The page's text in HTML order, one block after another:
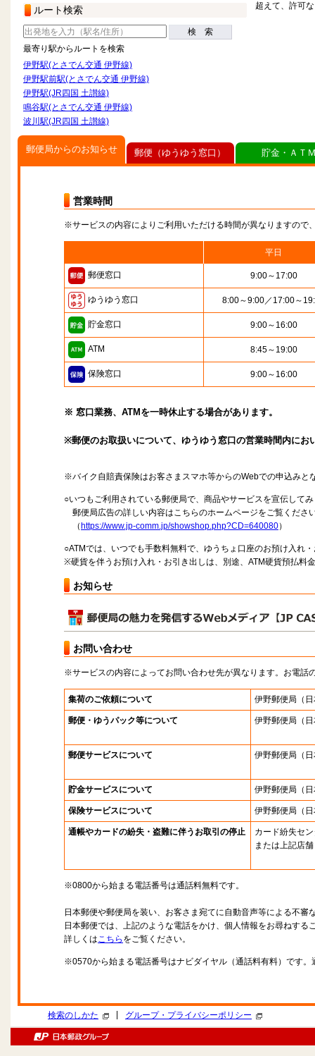
ルート検索
検 索
最寄り駅からルートを検索
伊野駅(とさでん交通 伊野線)
伊野駅前駅(とさでん交通 伊野線)
伊野駅(JR四国 土讃線)
鳴谷駅(とさでん交通 伊野線)
波川駅(JR四国 土讃線)
超えて、許可
郵便局からのお知らせ
営業時間
※サービスの内容によりご利用いただける時間が異なりますので
平日
郵便窓口 9:00～17:00
ゆうゆう窓口 8:00～9:00／17:00～
貯金窓口 9:00～16:00
ATM 8:45～19:00
保険窓口 9:00～16:00
※ 窓口業務、ATMを一時休止する場合があります。
※郵便のお取扱いについて、ゆうゆう窓口の営業時間内に
※バイク自賠責保険はお客さまスマホ等からのWebでの申込みと
○いつもご利用されている郵便局で、商品やサービスを宣伝して
郵便局広告の詳しい内容はこちらのホームページをご覧くださ
（ https://www.jp-comm.jp/showshop.php?CD=640080）
○ATMでは、いつでも手数料無料で、ゆうちょ口座のお預け入れ
※硬貨を伴うお預け入れ・お引き出しは、別途、ATM硬貨預払料
お知らせ
お問い合わせ
※サービスの内容によってお問い合わせ先が異なります。お電話
集荷のご依頼について 伊野郵便局 （
郵便・ゆうパック等について 伊野郵便局 （
郵便サービスについて 伊野郵便局 （
貯金サービスについて 伊野郵便局 （
保険サービスについて 伊野郵便局 （
通帳やカードの紛失・盗難に伴うお取引の停止
カード紛失セ
または上記店舗
※0800から始まる電話番号は通話料無料です。
日本郵便や郵便局を装い、お客さま宛てに自動音声等による不審
日本郵便では、上記のような電話をかけ、個人情報をお尋ねする
詳しくはこちら をご覧ください。
※0570から始まる電話番号はナビダイヤル（通話料有料）です
郵便（ゆうゆう窓口） 貯金・ＡＴ
検索のしかた グループ・プライバシーポリシー